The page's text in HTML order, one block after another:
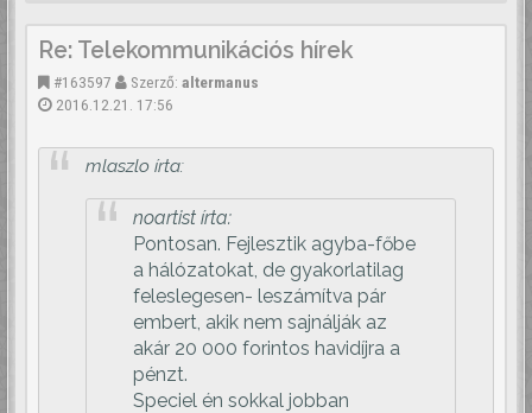
Re: Telekommunikációs hírek
#163597 Szerző: altermanus
2016.12.21. 17:56
mlaszlo írta:
noartist írta:
Pontosan. Fejlesztik agyba-főbe
a hálózatokat, de gyakorlatilag
feleslegesen- leszámítva pár
embert, akik nem sajnálják az
akár 20 000 forintos havidíjra a
pénzt.
Speciel én sokkal jobban